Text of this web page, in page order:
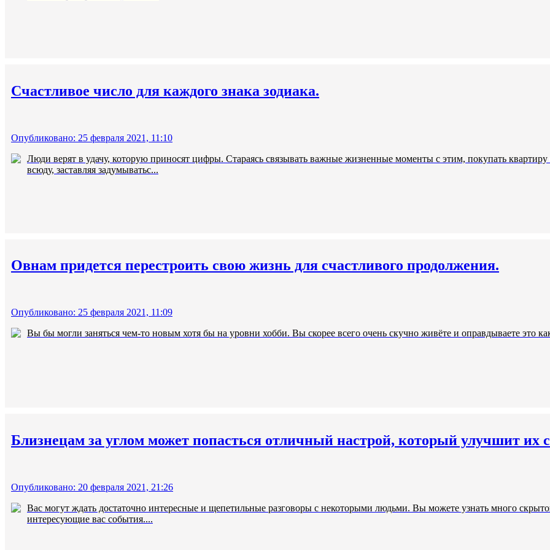
Счастливое число для каждого знака зодиака.
Опубликовано: 25 февраля 2021, 11:10
Люди верят в удачу, которую приносят цифры. Стараясь связывать важные жизненные моменты с этим, покупать
всюду, заставляя задумыватьс...
Овнам придется перестроить свою жизнь для счастливого продолжения.
Опубликовано: 25 февраля 2021, 11:09
Вы бы могли заняться чем-то новым хотя бы на уровни хобби. Вы скорее всего очень скучно живёте и оправдываете это
Близнецам за углом может попасться отличный настрой, который улучшит их
Опубликовано: 20 февраля 2021, 21:26
Вас могут ждать достаточно интересные и щепетильные разговоры с некоторыми людьми. Вы можете узнать много
интересующие вас события....